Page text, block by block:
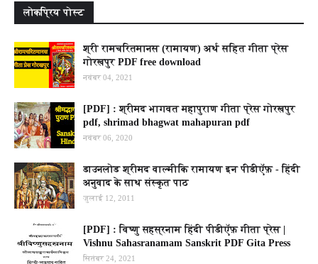
लोकप्रिय पोस्ट
श्री रामचरितमानस (रामायण) अर्थ सहित गीता प्रेस
गोरखपुर PDF free download
नवंबर 04, 2021
[PDF] : श्रीमद भागवत महापुराण गीता प्रेस गोरखपुर
pdf, shrimad bhagwat mahapuran pdf
नवंबर 06, 2020
डाउनलोड श्रीमद वाल्मीकि रामायण इन पीडीऍफ़ - हिंदी
अनुवाद के साथ संस्कृत पाठ
जुलाई 12, 2011
[PDF] : विष्णु सहस्रनाम हिंदी पीडीऍफ़ गीता प्रेस |
Vishnu Sahasranamam Sanskrit PDF Gita Press
सितंबर 24, 2021